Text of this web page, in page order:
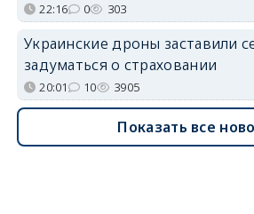
22:16 0 303
Украинские дроны заставили
задуматься о страховании
20:01 10 3905
Показать все